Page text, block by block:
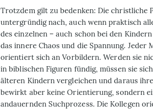
Trotzdem gilt zu bedenken: Die christliche
untergründig nach, auch wenn praktisch
des einzelnen – auch schon bei den
das innere Chaos und die Spannung. Jeder
orientiert sich an Vorbildern. Werden sie
in biblischen Figuren fündig, müssen sie
älteren Kindern vergleichen und daraus
bewirkt aber keine Orientierung, sondern
andauernden Suchprozess. Die Kollegen